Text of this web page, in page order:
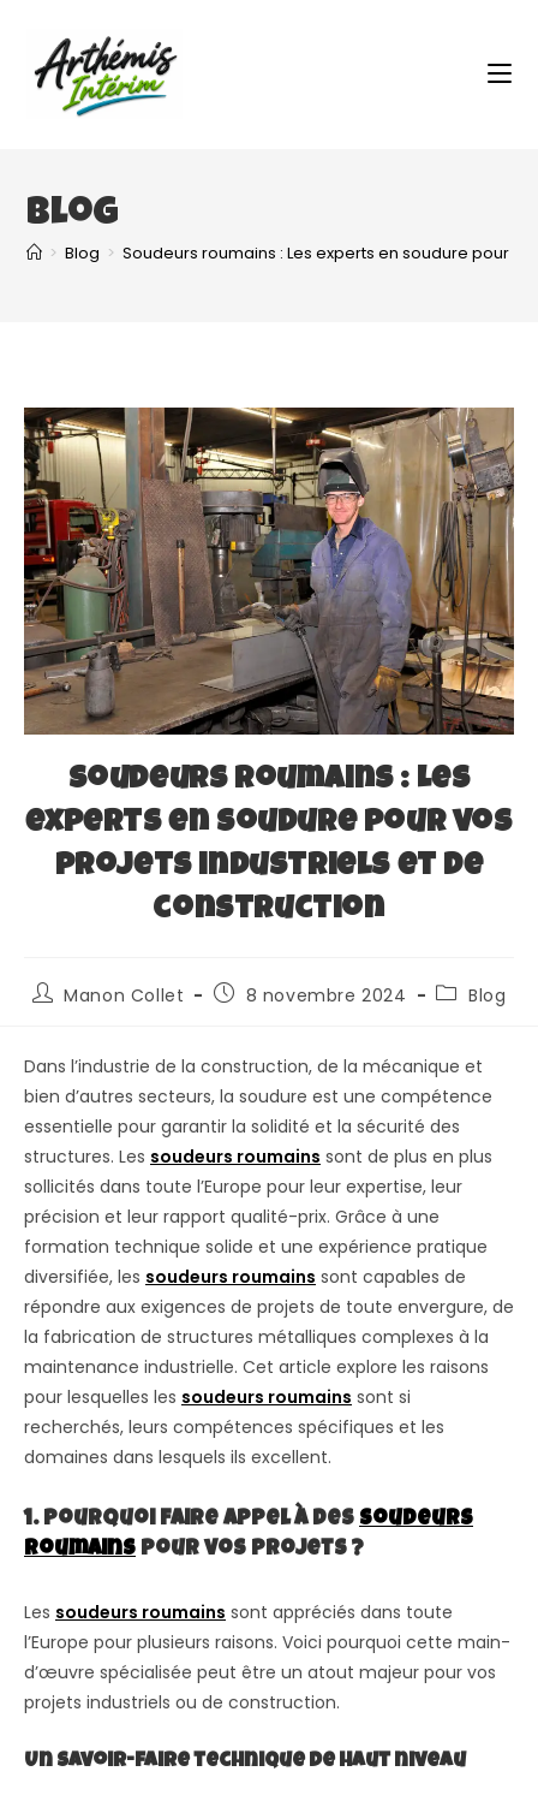
Blog
> Blog > Soudeurs roumains : Les experts en soudure pour
Soudeurs roumains : Les
experts en soudure pour vos
projets industriels et de
construction
Manon Collet 8 novembre 2024 Blog
Dans l’industrie de la construction, de la mécanique et
bien d’autres secteurs, la soudure est une compétence
essentielle pour garantir la solidité et la sécurité des
structures. Les soudeurs roumains sont de plus en plus
sollicités dans toute l’Europe pour leur expertise, leur
précision et leur rapport qualité-prix. Grâce à une
formation technique solide et une expérience pratique
diversifiée, les soudeurs roumains sont capables de
répondre aux exigences de projets de toute envergure, de
la fabrication de structures métalliques complexes à la
maintenance industrielle. Cet article explore les raisons
pour lesquelles les soudeurs roumains sont si
recherchés, leurs compétences spécifiques et les
domaines dans lesquels ils excellent.
1. Pourquoi faire appel à des soudeurs
roumains pour vos projets ?
Les soudeurs roumains sont appréciés dans toute
l’Europe pour plusieurs raisons. Voici pourquoi cette main-
d’œuvre spécialisée peut être un atout majeur pour vos
projets industriels ou de construction.
Un savoir-faire technique de haut niveau